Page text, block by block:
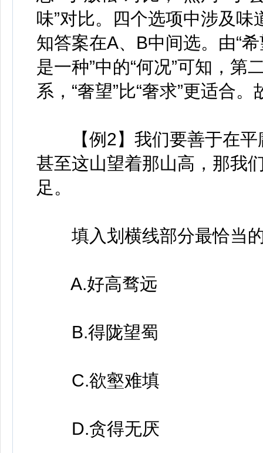
味”对比。四个选项中涉及味
知答案在A、B中间选。由“
是一种”中的“何况”可知，第
系，“奢望”比“奢求”更适合
【例2】我们要善于在平
甚至这山望着那山高，那我
足。
填入划横线部分最恰当
A.好高骛远
B.得陇望蜀
C.欲壑难填
D.贪得无厌